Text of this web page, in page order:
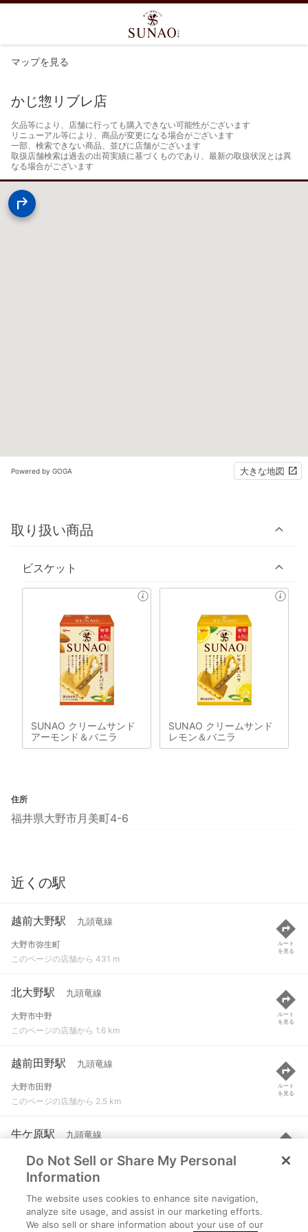
マップを見る
かじ惣リブレ店
欠品等により、店舗に行っても購入できない可能性がございます
リニューアル等により、商品が変更になる場合がございます
一部、検索できない商品、並びに店舗がございます
取扱店舗検索は過去の出荷実績に基づくものであり、最新の取扱状況とは異
なる場合がございます
Powered by GOGA 大きな地図
取り扱い商品
ビスケット
SUNAO クリームサンド
アーモンド＆バニラ
SUNAO クリームサンド
レモン＆バニラ
住所
福井県大野市月美町4-6
近くの駅
越前大野駅 九頭竜線
大野市弥生町
このページの店舗から 431 m
ルート
を見る
北大野駅 九頭竜線
大野市中野
このページの店舗から 1.6 km
ルート
を見る
越前田野駅 九頭竜線
大野市田野
このページの店舗から 2.5 km
ルート
を見る
牛ケ原駅 九頭竜線
福井県大野市牛ケ原53下正角1-5
このページの店舗から 3.1 km
ルート
を見る
越前富田駅
大野市上野
Do Not Sell or Share My Personal
Information
The website uses cookies to enhance site navigation,
analyze site usage, and assist in our marketing efforts.
We also sell or share information about your use of our